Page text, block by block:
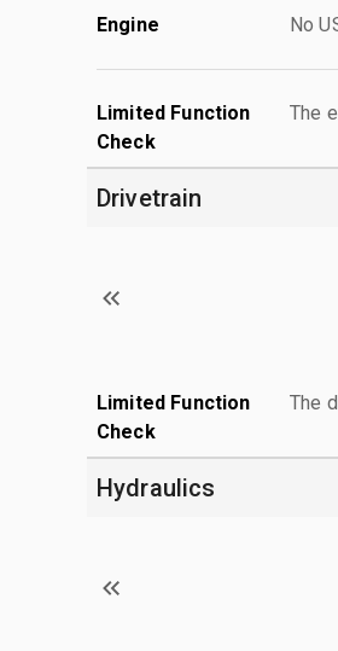
Engine No
Limited Function
Check
The
Drivetrain
Limited Function
Check
The
Hydraulics